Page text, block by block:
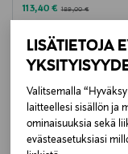
LISÄTIETOJA
Valitsemalla
laitteellesi sisällön ja
ominaisuuksia sekä
evästeasetuksiasi
Valmistusmaa
Suomi
12VEI905V41
Valmistaja
Discounted Price
113,40 € Original Price
189,00 €
LISÄÄ